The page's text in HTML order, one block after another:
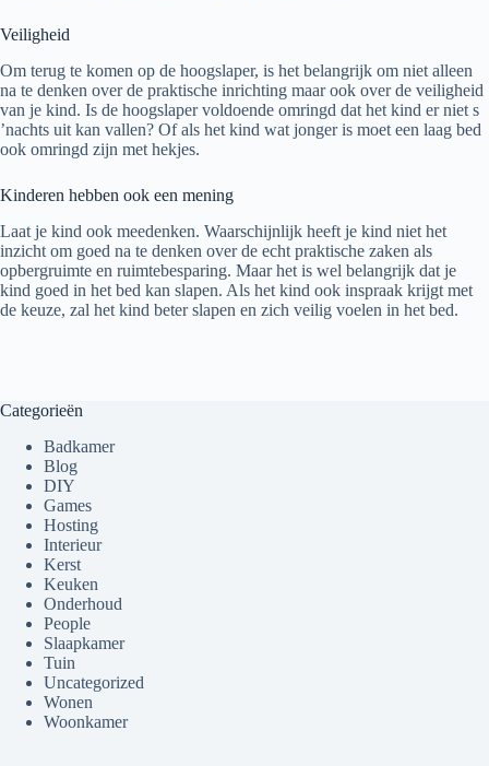
Veiligheid
Om terug te komen op de hoogslaper, is het belangrijk om niet alleen
na te denken over de praktische inrichting maar ook over de veiligheid
van je kind. Is de hoogslaper voldoende omringd dat het kind er niet s
’nachts uit kan vallen? Of als het kind wat jonger is moet een laag bed
ook omringd zijn met hekjes.
Kinderen hebben ook een mening
Laat je kind ook meedenken. Waarschijnlijk heeft je kind niet het
inzicht om goed na te denken over de echt praktische zaken als
opbergruimte en ruimtebesparing. Maar het is wel belangrijk dat je
kind goed in het bed kan slapen. Als het kind ook inspraak krijgt met
de keuze, zal het kind beter slapen en zich veilig voelen in het bed.
Categorieën
Badkamer
Blog
DIY
Games
Hosting
Interieur
Kerst
Keuken
Onderhoud
People
Slaapkamer
Tuin
Uncategorized
Wonen
Woonkamer